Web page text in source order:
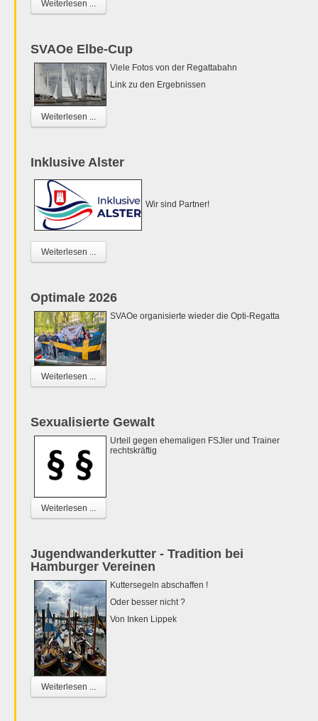
Weiterlesen ...
SVAOe Elbe-Cup
Viele Fotos von der Regattabahn
Link zu den Ergebnissen
Weiterlesen ...
Inklusive Alster
Wir sind Partner!
Weiterlesen ...
Optimale 2026
SVAOe organisierte wieder die Opti-Regatta
Weiterlesen ...
Sexualisierte Gewalt
Urteil gegen ehemaligen FSJler und Trainer
rechtskräftig
Weiterlesen ...
Jugendwanderkutter - Tradition bei
Hamburger Vereinen
Kuttersegeln abschaffen !
Oder besser nicht ?
Von Inken Lippek
Weiterlesen ...